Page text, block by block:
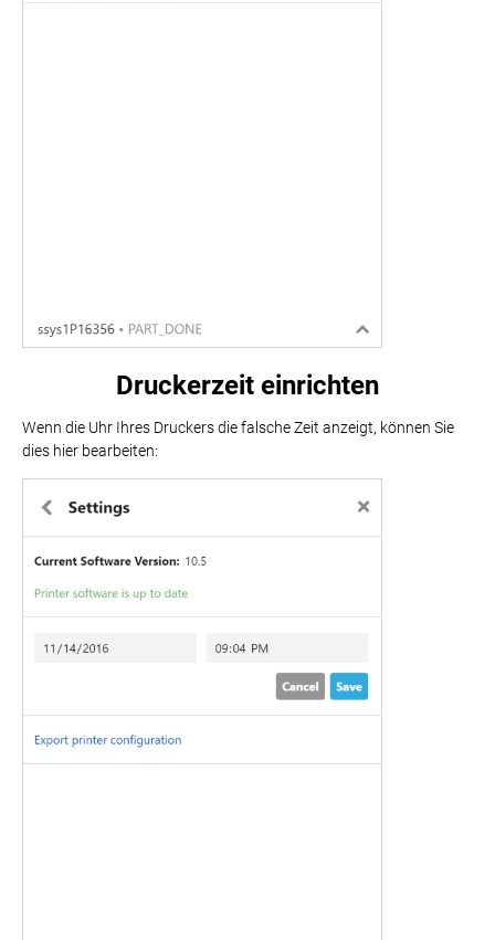
Druckerzeit einrichten
Wenn die Uhr Ihres Druckers die falsche Zeit anzeigt, können Sie
dies hier bearbeiten: